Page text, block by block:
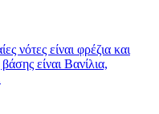
νότες είναι φρέζια και
είναι Βανίλια,